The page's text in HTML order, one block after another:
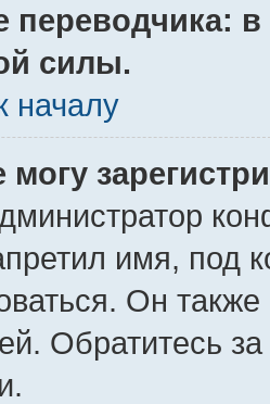
переводчика:
силы.
началу
имя, под
Он
Обратитесь